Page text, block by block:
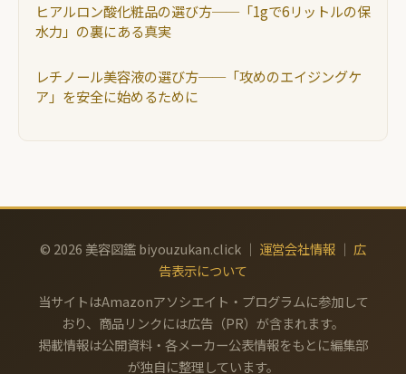
ヒアルロン酸化粧品の選び方──「1gで6リットルの保
水力」の裏にある真実
レチノール美容液の選び方──「攻めのエイジングケ
ア」を安全に始めるために
© 2026 美容図鑑 biyouzukan.click ｜ 運営会社情報 ｜ 広
告表示について
当サイトはAmazonアソシエイト・プログラムに参加して
おり、商品リンクには広告（PR）が含まれます。
掲載情報は公開資料・各メーカー公表情報をもとに編集部
が独自に整理しています。